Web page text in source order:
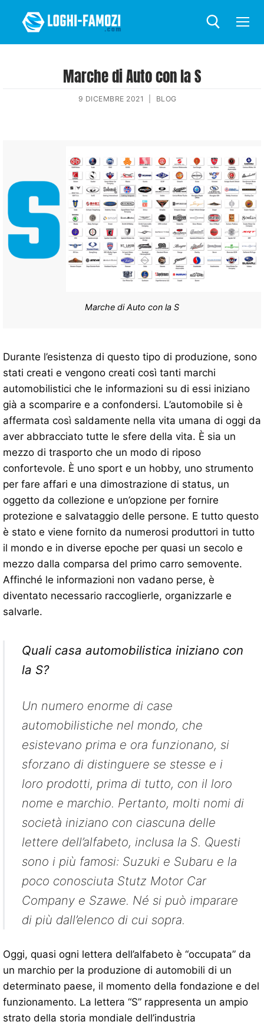
Marche di Auto con la S
9 DICEMBRE 2021 BLOG
Marche di Auto con la S
Durante l’esistenza di questo tipo di produzione, sono
stati creati e vengono creati così tanti marchi
automobilistici che le informazioni su di essi iniziano
già a scomparire e a confondersi. L’automobile si è
affermata così saldamente nella vita umana di oggi da
aver abbracciato tutte le sfere della vita. È sia un
mezzo di trasporto che un modo di riposo
confortevole. È uno sport e un hobby, uno strumento
per fare affari e una dimostrazione di status, un
oggetto da collezione e un’opzione per fornire
protezione e salvataggio delle persone. E tutto questo
è stato e viene fornito da numerosi produttori in tutto
il mondo e in diverse epoche per quasi un secolo e
mezzo dalla comparsa del primo carro semovente.
Affinché le informazioni non vadano perse, è
diventato necessario raccoglierle, organizzarle e
salvarle.
Quali casa automobilistica iniziano con
la S?
Un numero enorme di case
automobilistiche nel mondo, che
esistevano prima e ora funzionano, si
sforzano di distinguere se stesse e i
loro prodotti, prima di tutto, con il loro
nome e marchio. Pertanto, molti nomi di
società iniziano con ciascuna delle
lettere dell’alfabeto, inclusa la S. Questi
sono i più famosi: Suzuki e Subaru e la
poco conosciuta Stutz Motor Car
Company e Szawe. Né si può imparare
di più dall’elenco di cui sopra.
Oggi, quasi ogni lettera dell’alfabeto è “occupata” da
un marchio per la produzione di automobili di un
determinato paese, il momento della fondazione e del
funzionamento. La lettera “S” rappresenta un ampio
strato della storia mondiale dell’industria